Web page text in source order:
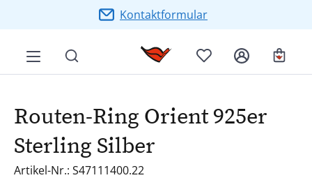
Zum Hauptinhalt springenKontaktformular
Routen-Ring Orient 925er
Sterling Silber
Artikel-Nr.: S47111400.22